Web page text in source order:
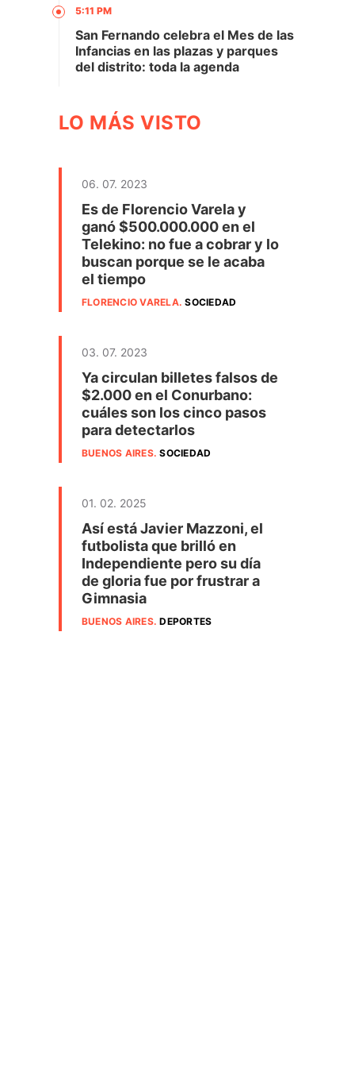
5:11 PM
San Fernando celebra el Mes de las
Infancias en las plazas y parques
del distrito: toda la agenda
LO MÁS VISTO
06. 07. 2023
Es de Florencio Varela y
ganó $500.000.000 en el
Telekino: no fue a cobrar y lo
buscan porque se le acaba
el tiempo
FLORENCIO VARELA.SOCIEDAD
03. 07. 2023
Ya circulan billetes falsos de
$2.000 en el Conurbano:
cuáles son los cinco pasos
para detectarlos
BUENOS AIRES.SOCIEDAD
01. 02. 2025
Así está Javier Mazzoni, el
futbolista que brilló en
Independiente pero su día
de gloria fue por frustrar a
Gimnasia
BUENOS AIRES.DEPORTES